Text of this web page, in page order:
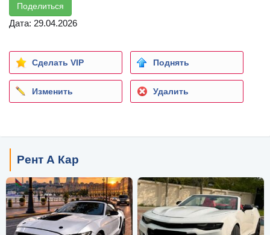
Поделиться
Дата: 29.04.2026
Сделать VIP Поднять
Изменить Удалить
Рент А Кар